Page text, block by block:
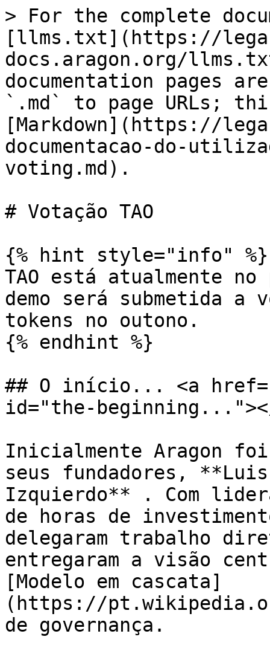
> For the complete
[llms.txt](https://
docs.aragon.org/
documentation pages
`.md` to page URLs;
[Markdown](https://
documentacao-do-
voting.md).
# Votação TAO
{% hint style="info" %}
TAO está atualmente
demo será submetida a
tokens no outono.
{% endhint %}
## O início... <a
id="the-
Inicialmente Aragon
seus fundadores,
Izquierdo** . Com
de horas de
delegaram trabalho
entregaram a visão
[Modelo em cascata]
(https://
de governança.